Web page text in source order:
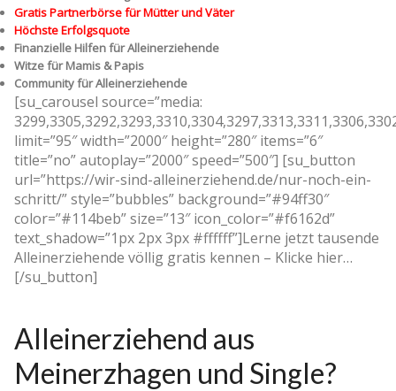
Gratis Partnerbörse für Mütter und Väter
Höchste Erfolgsquote
Finanzielle Hilfen für Alleinerziehende
Witze für Mamis & Papis
Community für Alleinerziehende
[su_carousel source=”media:
limit=”95″ width=”2000″ height=”280″ items=”6″
title=”no” autoplay=”2000″ speed=”500″] [su_button
url=”https://wir-sind-alleinerziehend.de/nur-noch-ein-
schritt/” style=”bubbles” background=”#94ff30″
color=”#114beb” size=”13″ icon_color=”#f6162d”
text_shadow=”1px 2px 3px #ffffff”]Lerne jetzt tausende
Alleinerziehende völlig gratis kennen – Klicke hier…
[/su_button]
Alleinerziehend aus
Meinerzhagen und Single?